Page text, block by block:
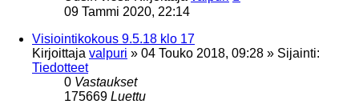
09 Tammi 2020, 22:14
Visiointikokous 9.5.18 klo 17
Kirjoittaja valpuri » 04 Touko 2018, 09:28 » Sijainti:
Tiedotteet
0 Vastaukset
175669 Luettu